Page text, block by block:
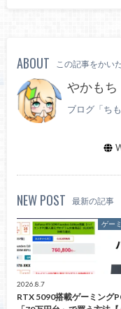
ABOUT この記事をかい
やかもち
ブログ「ち
NEW POST 最新の記事
ゲー
2026.8.7
RTX 5090搭載ゲーミング